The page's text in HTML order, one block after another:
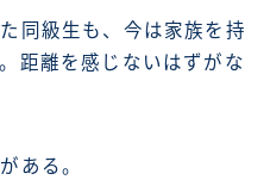
同級生も、今は家族を持
距離を感じないはずがな
ある。